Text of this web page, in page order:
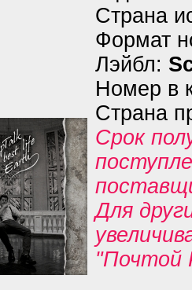
Страна
Формат
Лэйбл:
Номер в
Страна
Срок
Для
"Почтой